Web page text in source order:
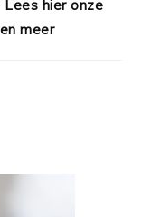
Lees hier onze
meer